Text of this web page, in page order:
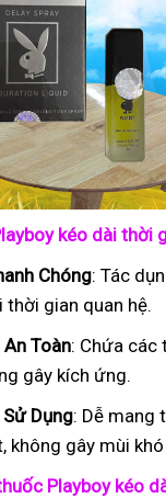
kéo dài thời
Chóng: Tác
thời gian quan hệ.
An Toàn: Chứa các
gây kích ứng.
Dụng: Dễ mang
không gây mùi
Playboy kéo